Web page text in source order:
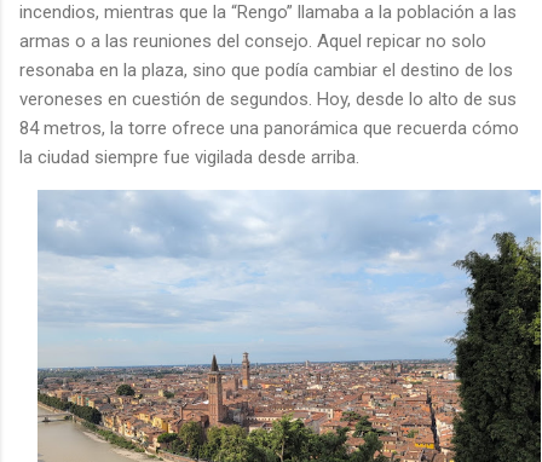
incendios, mientras que la “Rengo” llamaba a la población a las
armas o a las reuniones del consejo. Aquel repicar no solo
resonaba en la plaza, sino que podía cambiar el destino de los
veroneses en cuestión de segundos. Hoy, desde lo alto de sus
84 metros, la torre ofrece una panorámica que recuerda cómo
la ciudad siempre fue vigilada desde arriba.